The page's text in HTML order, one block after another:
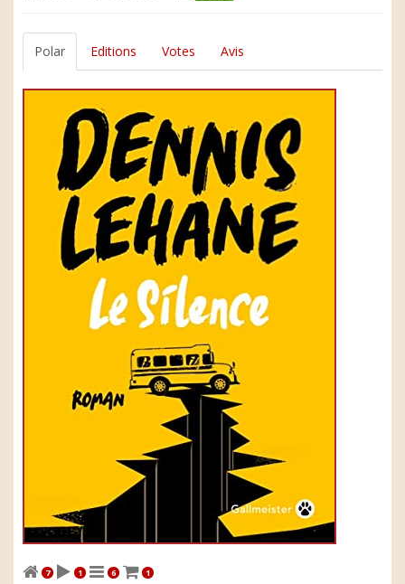
Polar Editions Votes Avis
7 1 6 1